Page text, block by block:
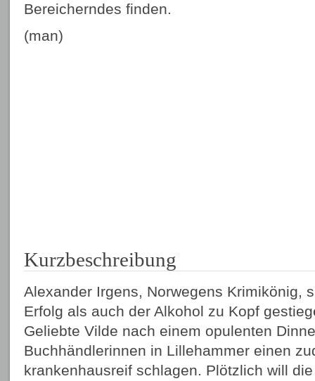
Bereicherndes finden.
(man)
Kurzbeschreibung
Alexander Irgens, Norwegens Krimikönig,
Erfolg als auch der Alkohol zu Kopf
Geliebte Vilde nach einem opulenten
Buchhändlerinnen in Lillehammer einen
krankenhausreif schlagen. Plötzlich will